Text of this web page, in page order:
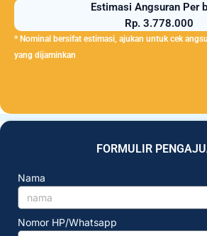
Estimasi Angsuran Per
Rp. 3.778.000
* Nominal bersifat estimasi, ajukan untuk cek
yang dijaminkan
FORMULIR
Nama
Nomor HP/Whatsapp